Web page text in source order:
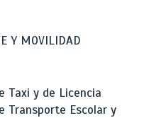
Y MOVILIDAD
Taxi y de Licencia
Transporte Escolar y